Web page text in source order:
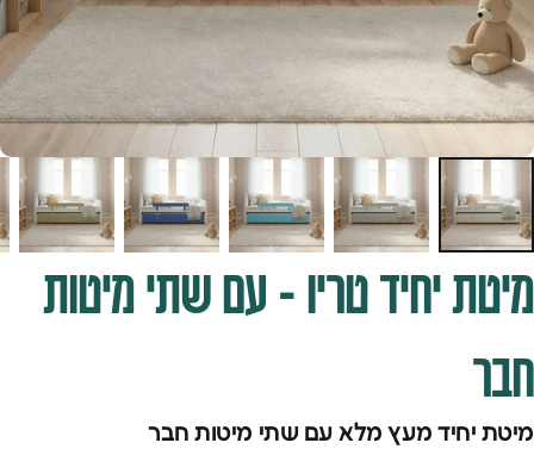
מיטתיחידטריו - עםשתימיטות
חבר
מיטת יחיד מעץ מלא עם שתי מיטות חבר